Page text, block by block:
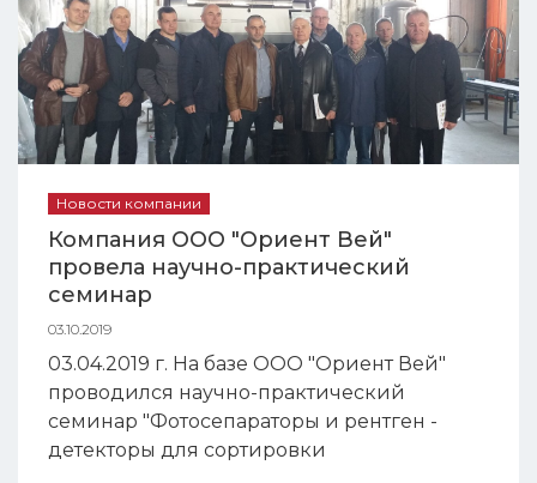
упаковки для еды и напитков, ПЭТ ...
Новости компании
Компания ООО "Ориент Вей"
провела научно-практический
семинар
03.10.2019
03.04.2019 г. На базе ООО "Ориент Вей"
проводился научно-практический
семинар "Фотосепараторы и рентген -
детекторы для сортировки